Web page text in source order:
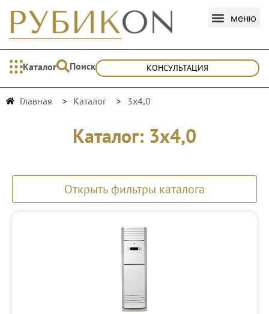
Каталог Поиск КОНСУЛЬТАЦИЯ
Главная Каталог 3х4,0
Каталог: 3х4,0
Открыть фильтры каталога